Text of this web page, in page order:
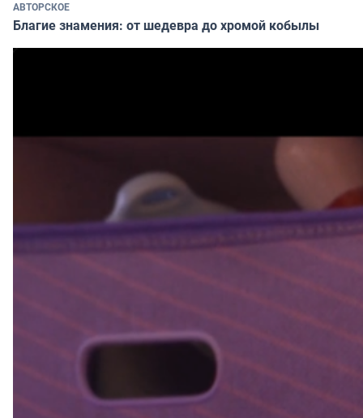
АВТОРСКОЕ
Благие знамения: от шедевра до хромой кобылы